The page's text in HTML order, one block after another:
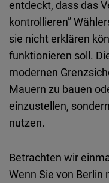
entdeckt, dass das
kontrollieren”
sie nicht erklären
funktionieren soll.
modernen
Mauern zu bauen
einzustellen, sondern
nutzen.
Betrachten wir
Wenn Sie von Berlin